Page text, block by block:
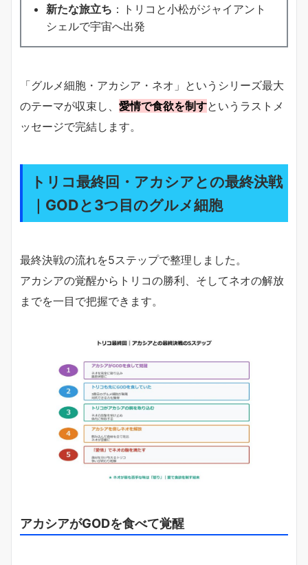
新たな旅立ち ：トリコと小松がジャイアント
シェルで宇宙へ出発
「グルメ細胞・アカシア・ネオ」というシリーズ最大
のテーマが収束し、 愛情で食欲を制すというラストメ
ッセージで完結します。
トリコ最終回・アカシアとの最終決戦
｜GODと3つ目のグルメ細胞
最終決戦の流れを5ステップで整理しました。
アカシアの覚醒からトリコの勝利、そしてネオの解放
までを一目で把握できます。
アカシアがGODを食べて覚醒